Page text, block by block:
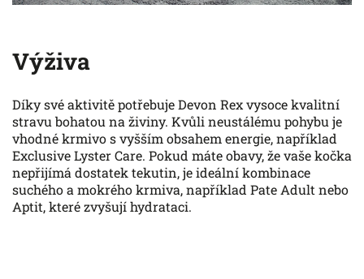
Výživa
Díky své aktivitě potřebuje Devon Rex vysoce kvalitní
stravu bohatou na živiny. Kvůli neustálému pohybu je
vhodné krmivo s vyšším obsahem energie, například
Exclusive Lyster Care. Pokud máte obavy, že vaše kočka
nepřijímá dostatek tekutin, je ideální kombinace
suchého a mokrého krmiva, například Pate Adult nebo
Aptit, které zvyšují hydrataci.